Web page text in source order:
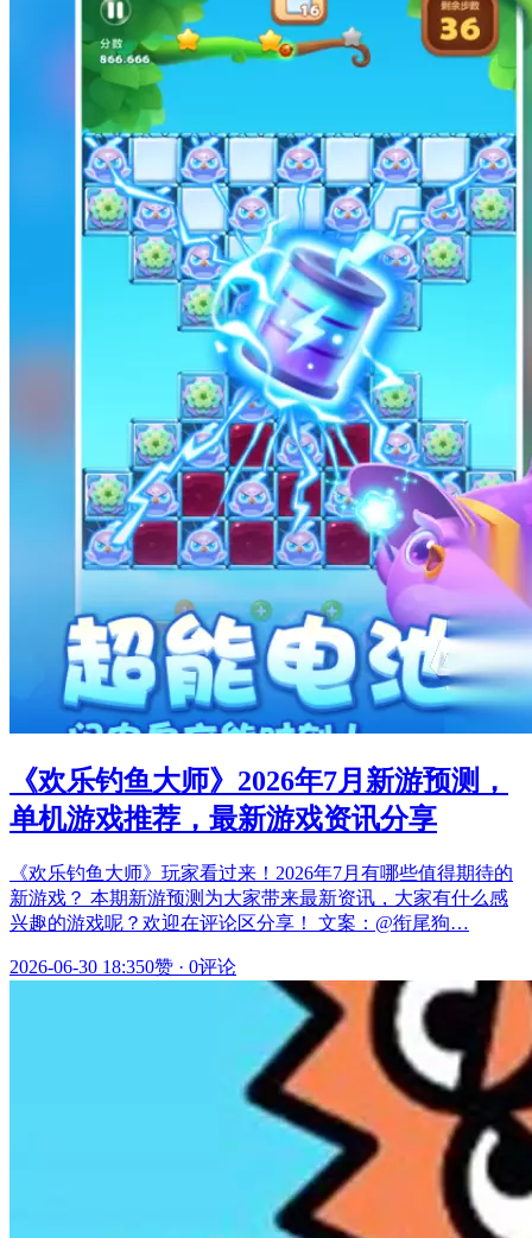
《欢乐钓鱼大师》2026年7月新游预测，
单机游戏推荐，最新游戏资讯分享
《欢乐钓鱼大师》玩家看过来！2026年7月有哪些值得期待的
新游戏？ 本期新游预测为大家带来最新资讯，大家有什么感
兴趣的游戏呢？欢迎在评论区分享！ 文案：@衔尾狗…
2026-06-30 18:350赞 · 0评论